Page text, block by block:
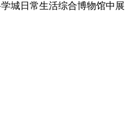
城日常生活综合博物馆中展